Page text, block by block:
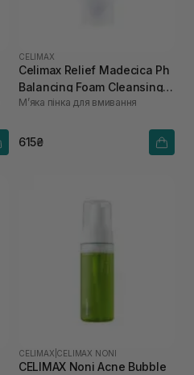
CELIMAX
Celimax Relief Madecica Ph
Balancing Foam Cleansing
150 мл
Мʼяка пінка для вмивання
615₴
CELIMAX CELIMAX NONI
CELIMAX Noni Acne Bubble